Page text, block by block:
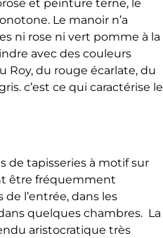
et peinture terne, le
Le manoir n’a
ni rose ni vert pomme à la
avec des couleurs
Roy, du rouge écarlate, du
c’est ce qui caractérise le
de tapisseries à motif sur
être fréquemment
l’entrée, dans les
quelques chambres. La
aristocratique très